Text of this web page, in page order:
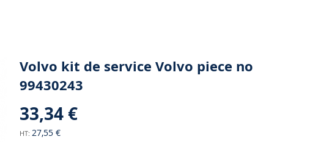
Volvo kit de service Volvo piece no
99430243
33,34 €
27,55 €